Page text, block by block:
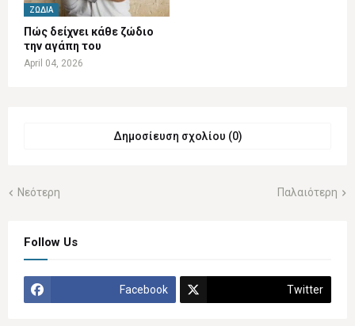
ΖΏΔΙΑ
Πώς δείχνει κάθε ζώδιο
την αγάπη του
April 04, 2026
Δημοσίευση σχολίου (0)
Νεότερη Παλαιότερη
Follow Us
Facebook Twitter